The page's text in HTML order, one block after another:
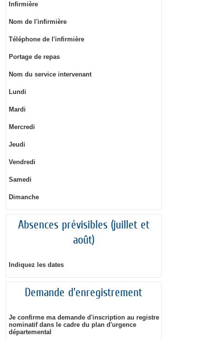
Infirmière
Nom de l'infirmière
Téléphone de l'infirmière
Portage de repas
Nom du service intervenant
Lundi
Mardi
Mercredi
Jeudi
Vendredi
Samedi
Dimanche
Absences prévisibles (juillet et
août)
Indiquez les dates
Demande d'enregistrement
Je confirme ma demande d'inscription au registre
nominatif dans le cadre du plan d'urgence
départemental